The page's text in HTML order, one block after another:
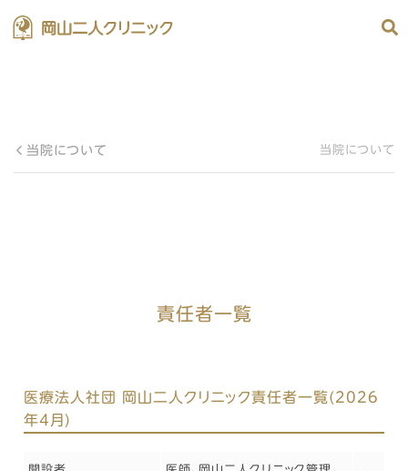
当院について 当院について
責任者一覧
医療法人社団 岡山二人クリニック責任者一覧(2026
年4月)